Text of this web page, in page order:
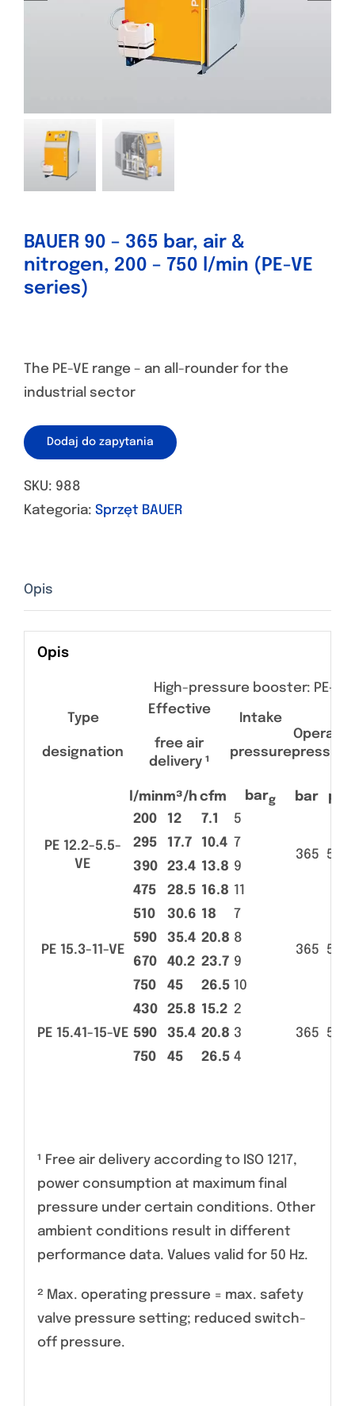
BAUER 90 – 365 bar, air &
nitrogen, 200 – 750 l/min (PE-VE
series)
The PE-VE range – an all-rounder for the
industrial sector
Dodaj do zapytania
SKU: 988
Kategoria: Sprzęt BAUER
Opis
Opis
High-pressure booster: PE-
Type
designation
Effective
free air
delivery ¹
Intake
pressurepressure
l/minm³/h cfm barg bar
PE 12.2-5.5-
VE
200 12 7.1 5
365
295 17.7 10.4
7
390
23.4 13.8 9
475
28.5 16.8 11
PE 15.3-11-VE
510 30.6 18 7
365
590 35.4 20.8 8
670
40.2 23.7 9
750
45 26.5 10
PE 15.41-15-VE
430 25.8 15.2 2
365
590 35.4 20.8 3
750
45 26.5 4
¹ Free air delivery according to ISO 1217,
power consumption at maximum final
pressure under certain conditions. Other
ambient conditions result in different
performance data. Values valid for 50 Hz.
² Max. operating pressure = max. safety
valve pressure setting; reduced switch-
off pressure.